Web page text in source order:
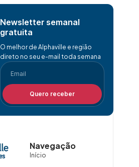
Newsletter semanal
gratuita
O melhor de Alphaville e região
direto no seu e-mail toda semana
Quero receber
Navegação
Início